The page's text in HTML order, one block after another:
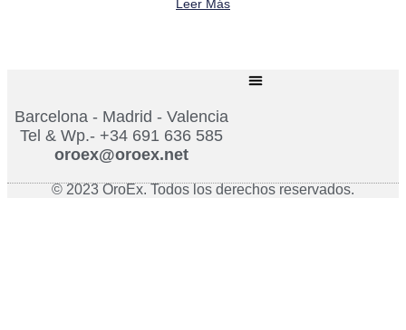
Leer Más
Barcelona - Madrid - Valencia
Tel & Wp.- +34 691 636 585
oroex@oroex.net
© 2023 OroEx. Todos los derechos reservados.